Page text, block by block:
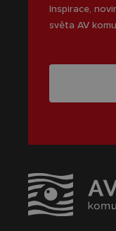
Inspirace,
světa AV